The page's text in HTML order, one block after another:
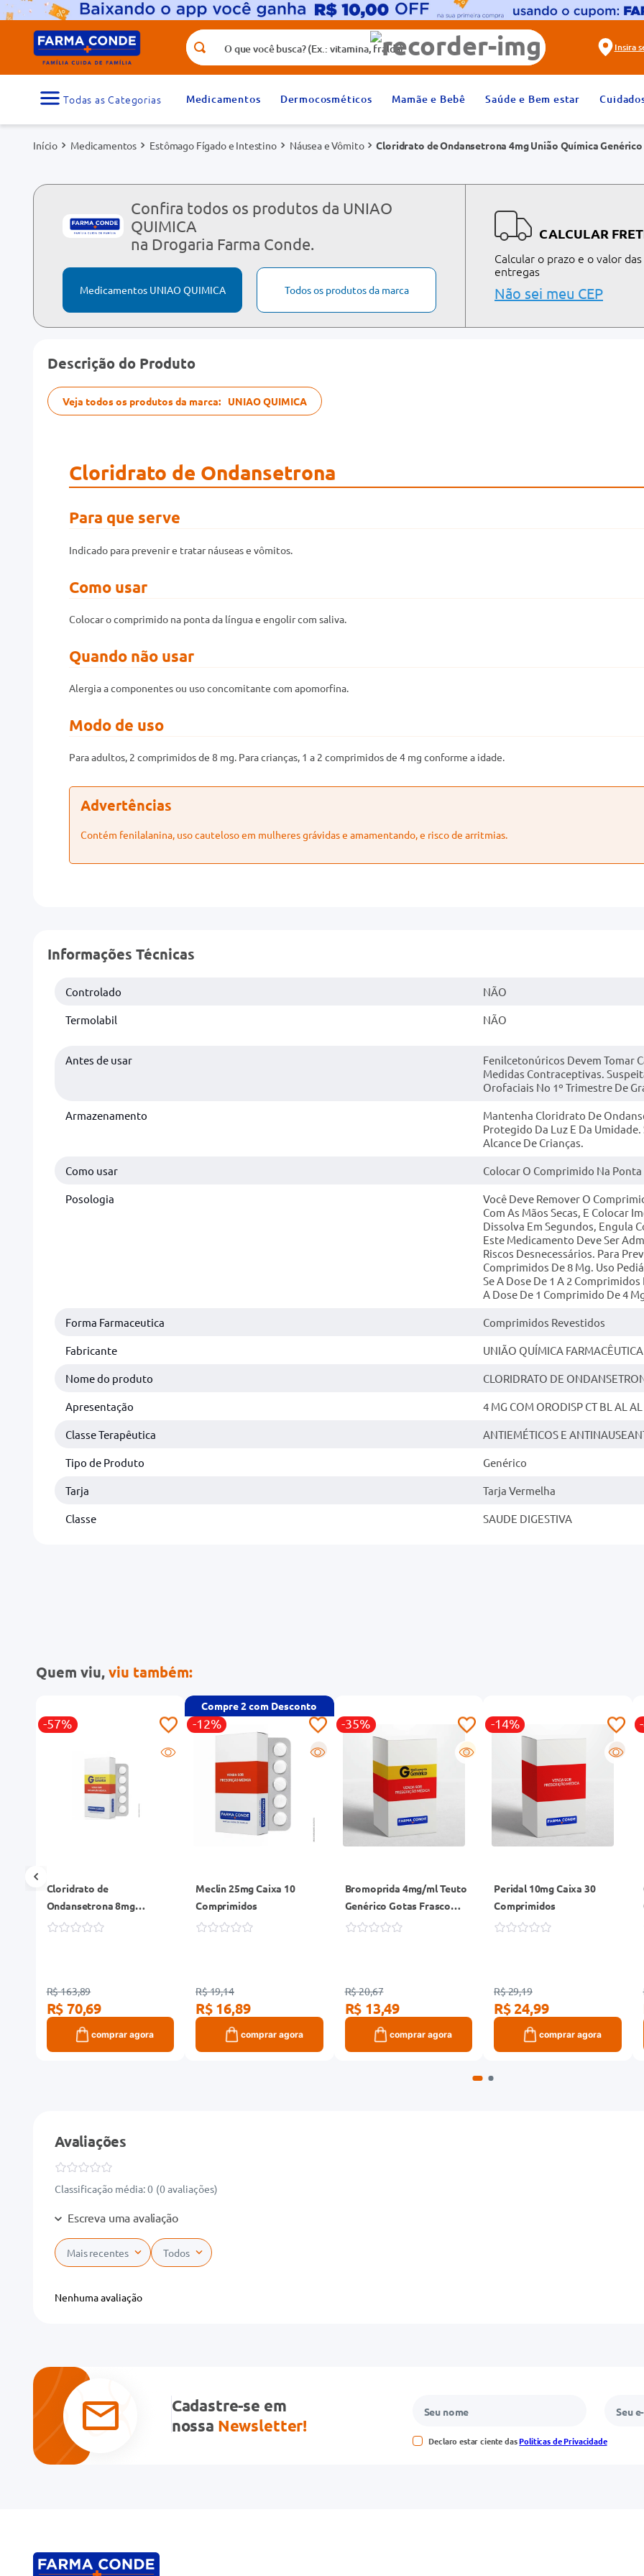
O que você busca? (Ex.: vitamina, fralda)
Insira
Medicamentos Dermocosméticos Mamãe e Bebê Saúde e Bem estar
Medicamentos Estômago Fígado e Intestino Náusea e Vômito Cloridrato de Ondansetrona 4mg União Química
Confira todos os produtos da UNIAO
QUIMICA
na Drogaria Farma Conde.
Medicamentos UNIAO QUIMICA Todos os produtos da marca
CALCULAR
Calcular o prazo e o valor das
entregas
Não sei meu CEP
Descrição do Produto
Veja todos os produtos da marca: UNIAO QUIMICA
Cloridrato de Ondansetrona
Para que serve
Indicado para prevenir e tratar náuseas e vômitos.
Como usar
Colocar o comprimido na ponta da língua e engolir com saliva.
Quando não usar
Alergia a componentes ou uso concomitante com apomorfina.
Modo de uso
Para adultos, 2 comprimidos de 8 mg. Para crianças, 1 a 2 comprimidos de 4 mg conforme a idade.
Advertências
Contém fenilalanina, uso cauteloso em mulheres grávidas e amamentando, e risco de arritmias.
Informações Técnicas
Controlado NÃO
Termolabil NÃO
Antes de usar
Fenilcetonúricos Devem Tomar
Medidas Contraceptivas.
Orofaciais No 1º Trimestre De
Armazenamento
Mantenha Cloridrato De
Protegido Da Luz E Da
Alcance De Crianças.
Como usar Colocar O Comprimido Na
Posologia
Você Deve Remover O
Com As Mãos Secas, E Colocar
Dissolva Em Segundos, Engula
Este Medicamento Deve Ser
Riscos Desnecessários. Para
Comprimidos De 8 Mg. Uso
Se A Dose De 1 A 2
A Dose De 1 Comprimido De 4
Forma Farmaceutica Comprimidos Revestidos
Fabricante UNIÃO QUÍMICA
Nome do produto CLORIDRATO DE
Apresentação 4 MG COM ORODISP CT BL AL
Classe Terapêutica ANTIEMÉTICOS E
Tipo de Produto Genérico
Tarja Tarja Vermelha
Classe SAUDE DIGESTIVA
Quem viu,viu também:
-57%
Cloridrato de
Ondansetrona 8mg
Ranbaxy Genérico Caixa 30
R$ 163,89
R$ 70,69
comprar agora
Compre2com Desconto
-12%
R
Meclin 25mg Caixa 10
Comprimidos
R$ 19,14
R$ 16,89
comprar agora
-35%
G
Bromoprida 4mg/ml Teuto
Genérico Gotas Frasco
20ml
R$ 20,67
R$ 13,49
comprar agora
-14%
R
Peridal 10mg Caixa 30
Comprimidos
R$ 29,19
R$ 24,99
comprar agora
Avaliações
Classificação média: 0 (0 avaliações)
Escreva uma avaliação
Adicionar avaliação
Avalie o produto de 1 a 5 estrelas
★★★
Seu nome
Mais recentes Todos
Nenhuma avaliação
Cadastre-se em
nossa Newsletter!
Declaro estar ciente dasPolíticas de Privacidade
Termos mais buscados
1
medicamento 2º
fralda
5º dipirona 6º
absorvente